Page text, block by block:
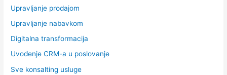
Upravljanje prodajom
Upravljanje nabavkom
Digitalna transformacija
Uvođenje CRM-a u poslovanje
Sve konsalting usluge